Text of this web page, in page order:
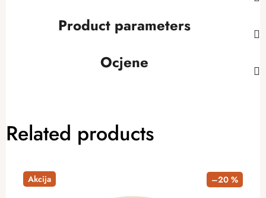
Product parameters
Ocjene
Related products
Akcija –20 %